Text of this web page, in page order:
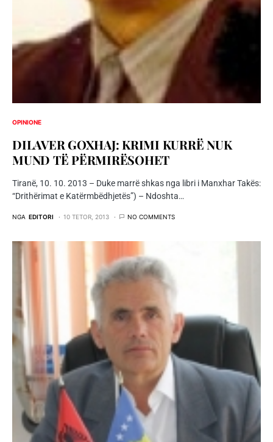
OPINIONE
DILAVER GOXHAJ: KRIMI KURRË NUK
MUND TË PËRMIRËSOHET
Tiranë, 10. 10. 2013 – Duke marrë shkas nga libri i Manxhar Takës:
“Drithërimat e Katërmbëdhjetës”) – Ndoshta…
NGA EDITORI 10 TETOR, 2013 NO COMMENTS